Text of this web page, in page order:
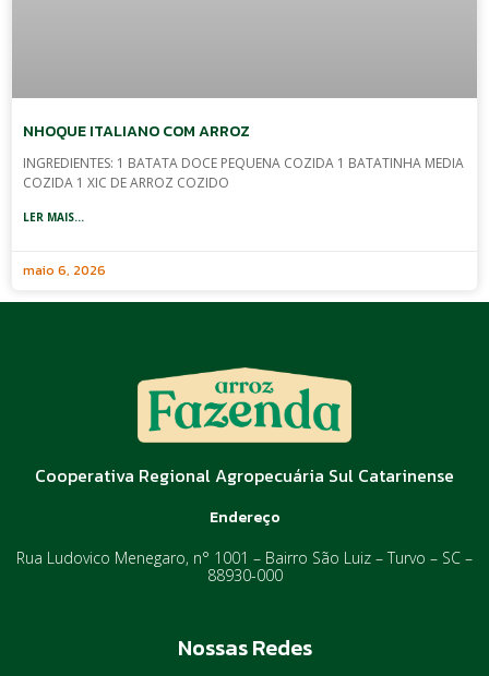
NHOQUE ITALIANO COM ARROZ
INGREDIENTES: 1 BATATA DOCE PEQUENA COZIDA 1 BATATINHA MEDIA
COZIDA 1 XIC DE ARROZ COZIDO
LER MAIS...
maio 6, 2026
Cooperativa Regional Agropecuária Sul Catarinense
Endereço
Rua Ludovico Menegaro, n° 1001 – Bairro São Luiz – Turvo – SC –
88930-000
Nossas Redes